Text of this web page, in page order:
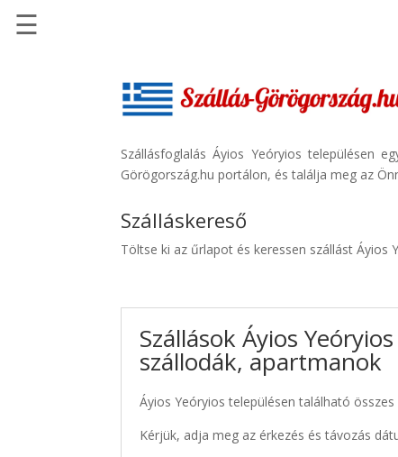
Szállásinfo.eu
Repülőjegy
Autóbérlés
☰
Szállásfoglalás Áyios Yeóryios településen
Görögország.hu portálon, és találja meg az
Szálláskereső
Töltse ki az űrlapot és keressen szállást Áyios
Szállások Áyios
szállodák, apartmanok
Áyios Yeóryios településen található összes
Kérjük, adja meg az érkezés és távozás